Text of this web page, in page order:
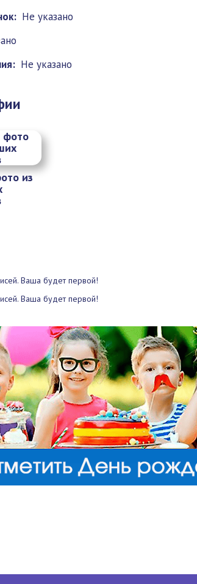
Не указано
Не указано
из
Ваша будет первой!
Ваша будет первой!